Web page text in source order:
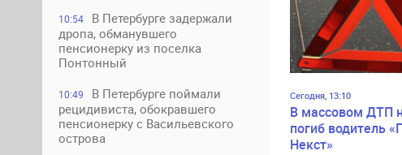
10:54
В Петербурге задержали
дропа, обманувшего
пенсионерку из поселка
Понтонный
10:49
В Петербурге поймали
рецидивиста, обокравшего
пенсионерку с Васильевского
острова
Сегодня, 13:10
В массовом ДТП
погиб водитель
Некст»